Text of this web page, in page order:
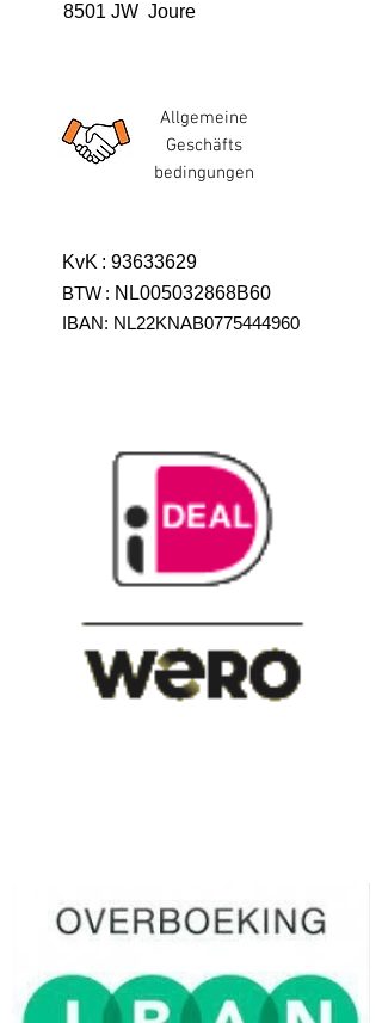
8501 JW Joure
Allgemeine
Geschäfts
bedingungen
KvK : 93633629
BTW : NL005032868B60
IBAN: NL22KNAB0775444960